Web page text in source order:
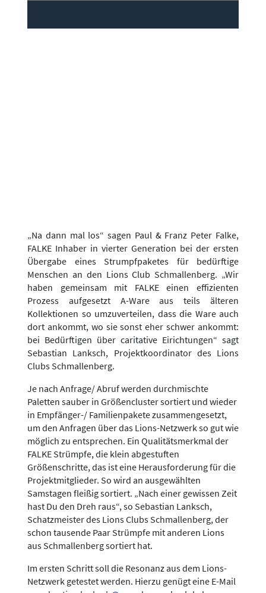
„Na dann mal los“ sagen Paul & Franz Peter Falke,
FALKE Inhaber in vierter Generation bei der ersten
Übergabe eines Strumpfpaketes für bedürftige
Menschen an den Lions Club Schmallenberg. „Wir
haben gemeinsam mit FALKE einen effizienten
Prozess aufgesetzt A-Ware aus teils älteren
Kollektionen so umzuverteilen, dass die Ware auch
dort ankommt, wo sie sonst eher schwer ankommt:
bei Bedürftigen über caritative Eirichtungen“ sagt
Sebastian Lanksch, Projektkoordinator des Lions
Clubs Schmallenberg.
Je nach Anfrage/ Abruf werden durchmischte
Paletten sauber in Größencluster sortiert und wieder
in Empfänger-/ Familienpakete zusammengesetzt,
um den Anfragen über das Lions-Netzwerk so gut wie
möglich zu entsprechen. Ein Qualitätsmerkmal der
FALKE Strümpfe, die klein abgestuften
Größenschritte, das ist eine Herausforderung für die
Projektmitglieder. So wird an ausgewählten
Samstagen fleißig sortiert. „Nach einer gewissen Zeit
hast Du den Dreh raus“, so Sebastian Lanksch,
Schatzmeister des Lions Clubs Schmallenberg, der
schon tausende Paar Strümpfe mit anderen Lions
aus Schmallenberg sortiert hat.
Im ersten Schritt soll die Resonanz aus dem Lions-
Netzwerk getestet werden. Hierzu genügt eine E-Mail